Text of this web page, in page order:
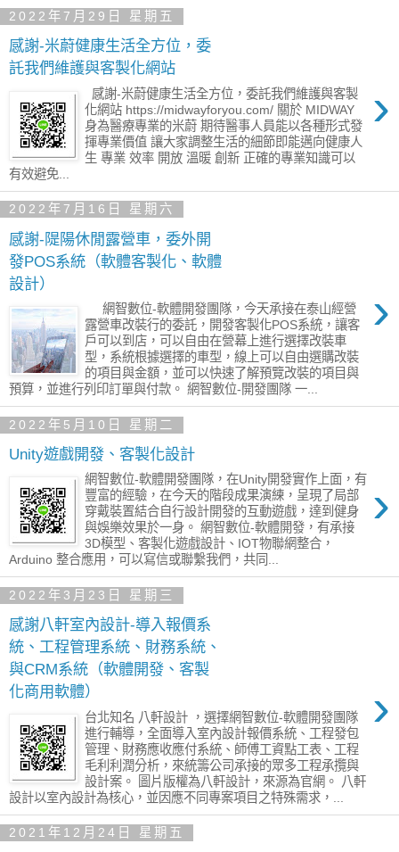
2022年7月29日 星期五
感謝-米蔚健康生活全方位，委
託我們維護與客製化網站
›
感謝-米蔚健康生活全方位，委託我們維護與客製
化網站 https://midwayforyou.com/ 關於 MIDWAY
身為醫療專業的米蔚 期待醫事人員能以各種形式發
揮專業價值 讓大家調整生活的細節即能邁向健康人
生 專業 效率 開放 溫暖 創新 正確的專業知識可以
有效避免...
2022年7月16日 星期六
感謝-隄陽休閒露營車，委外開
發POS系統（軟體客製化、軟體
設計）
›
網智數位-軟體開發團隊，今天承接在泰山經營
露營車改裝行的委託，開發客製化POS系統，讓客
戶可以到店，可以自由在營幕上進行選擇改裝車
型，系統根據選擇的車型，線上可以自由選購改裝
的項目與金額，並可以快速了解預覽改裝的項目與
預算，並進行列印訂單與付款。 網智數位-開發團隊 一...
2022年5月10日 星期二
Unity遊戲開發、客製化設計
›
網智數位-軟體開發團隊，在Unity開發實作上面，有
豐富的經驗，在今天的階段成果演練，呈現了局部
穿戴裝置結合自行設計開發的互動遊戲，達到健身
與娛樂效果於一身。 網智數位-軟體開發，有承接
3D模型、客製化遊戲設計、IOT物聯網整合，
Arduino 整合應用，可以寫信或聯繫我們，共同...
2022年3月23日 星期三
感謝八軒室內設計-導入報價系
統、工程管理系統、財務系統、
與CRM系統（軟體開發、客製
化商用軟體）
›
台北知名 八軒設計 ，選擇網智數位-軟體開發團隊
進行輔導，全面導入室內設計報價系統、工程發包
管理、財務應收應付系統、師傅工資點工表、工程
毛利利潤分析，來統籌公司承接的眾多工程承攬與
設計案。 圖片版權為八軒設計，來源為官網。 八軒
設計以室內設計為核心，並因應不同專案項目之特殊需求，...
2021年12月24日 星期五